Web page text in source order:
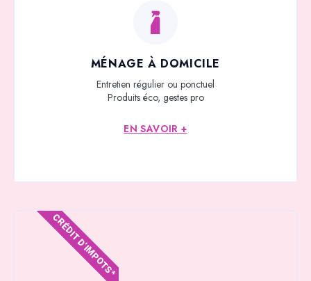
MÉNAGE À DOMICILE
Entretien régulier ou ponctuel
Produits éco, gestes pro
EN SAVOIR +
CRÉDIT D'IMPOTS*